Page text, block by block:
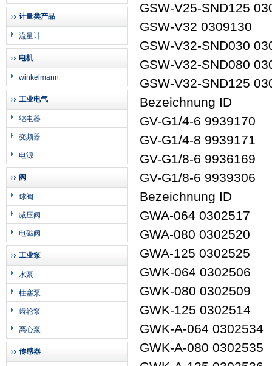
计量类产品
流量计
电机
winkelmann
工业电气
继电器
变频器
电源
阀
球阀
减压阀
电磁阀
工业泵
水泵
柱塞泵
齿轮泵
离心泵
传感器
GSW-V25-SND125
GSW-V32 0309130
GSW-V32-SND030
GSW-V32-SND080
GSW-V32-SND125
Bezeichnung ID
GV-G1/4-6 9939170
GV-G1/4-8 9939171
GV-G1/8-6 9936169
GV-G1/8-6 9939306
Bezeichnung ID
GWA-064 0302517
GWA-080 0302520
GWA-125 0302525
GWK-064 0302506
GWK-080 0302509
GWK-125 0302514
GWK-A-064 0302534
GWK-A-080 0302535